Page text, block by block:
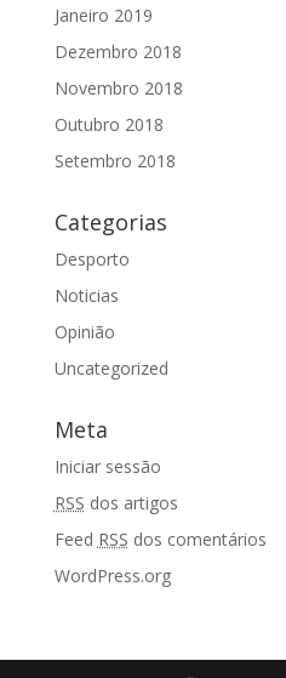
Janeiro 2019
Dezembro 2018
Novembro 2018
Outubro 2018
Setembro 2018
Categorias
Desporto
Noticias
Opinião
Uncategorized
Meta
Iniciar sessão
RSS dos artigos
Feed RSS dos comentários
WordPress.org